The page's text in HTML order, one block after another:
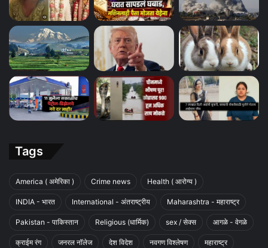
Tags
America ( अमेरिका ) Crime news Health ( आरोग्य )
INDIA - भारत International - अंतराष्ट्रीय Maharashtra - महाराष्ट्र
Pakistan - पाकिस्तान Religious (धार्मिक) sex / सेक्स आगळे - वेगळे
क्राईम रंग जनरल नॉलेज देश विदेश नवगण विश्लेषण महाराष्ट्र